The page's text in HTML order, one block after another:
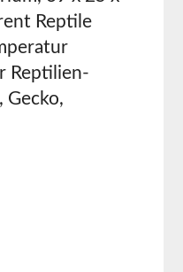
Reptile​
Reptilien-
Gecko,